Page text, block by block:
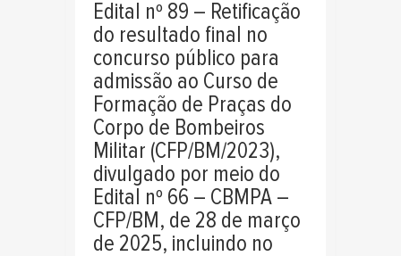
Edital nº 89 – Retificação
do resultado final no
concurso público para
admissão ao Curso de
Formação de Praças do
Corpo de Bombeiros
Militar (CFP/BM/2023),
divulgado por meio do
Edital nº 66 – CBMPA –
CFP/BM, de 28 de março
de 2025, incluindo no